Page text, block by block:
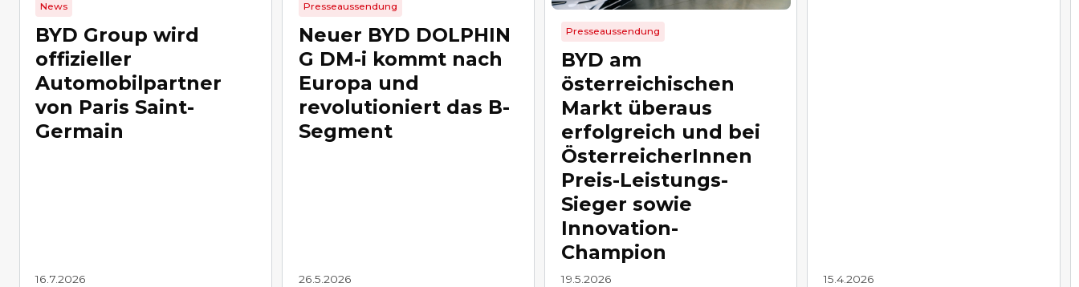
News
BYD Group wird
offizieller
Automobilpartner
von Paris Saint-
Germain
16.7.2026
Presseaussendung
Neuer BYD DOLPHIN
G DM-i kommt nach
Europa und
revolutioniert das B-
Segment
26.5.2026
Presseaussendung
BYD am
österreichischen
Markt überaus
erfolgreich und bei
ÖsterreicherInnen
Preis-Leistungs-
Sieger sowie
Innovation-
Champion
19.5.2026 15.4.2026